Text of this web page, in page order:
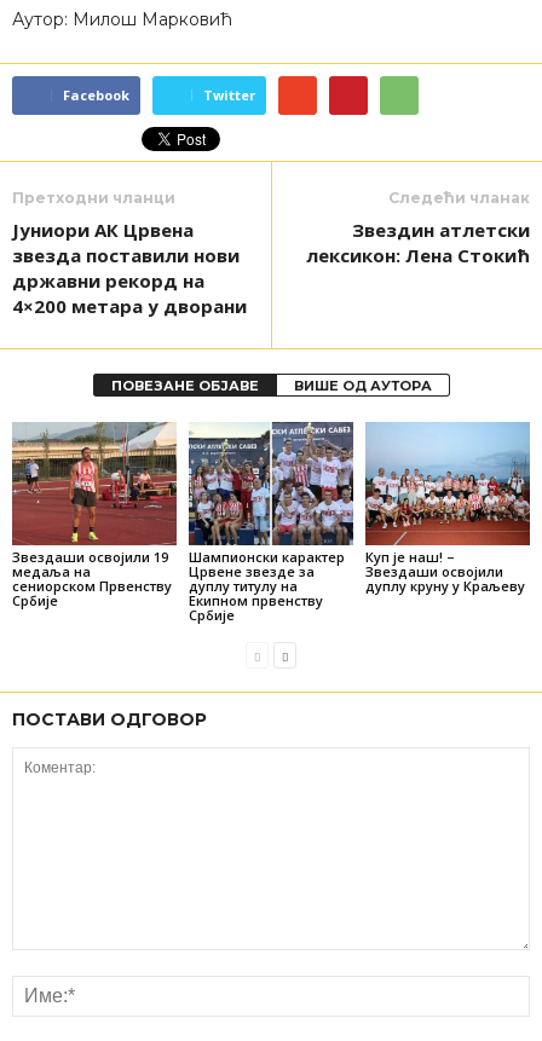
Аутор: Милош Марковић
Facebook Twitter
Претходни чланци
Јуниори АК Црвена
звезда поставили нови
државни рекорд на
4×200 метара у дворани
Следећи чланак
Звездин атлетски
лексикон: Лена Стокић
ПОВЕЗАНЕ ОБЈАВЕ ВИШЕ ОД АУТОРА
Звездаши освојили 19
медаља на
сениорском Првенству
Србије
Шампионски карактер
Црвене звезде за
дуплу титулу на
Екипном првенству
Србије
Куп је наш! –
Звездаши освојили
дуплу круну у Краљеву
ПОСТАВИ ОДГОВОР